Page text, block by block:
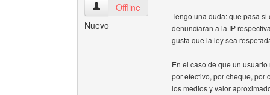
the-oneshoot Ver perfil del usuario
Offline
Nuevo
Tengo una duda: que pasa
denunciaran a la IP
gusta que la ley sea
En el caso de que un
por efectivo, por cheque, por
los medios y valor